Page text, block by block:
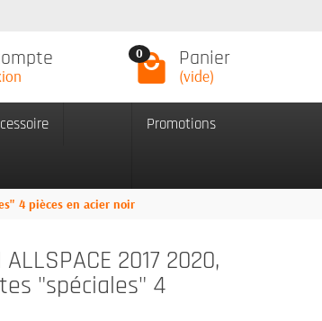
0 Panier
(vide)
Promotions
4 pièces en acier noir
2017 2020,
"spéciales" 4